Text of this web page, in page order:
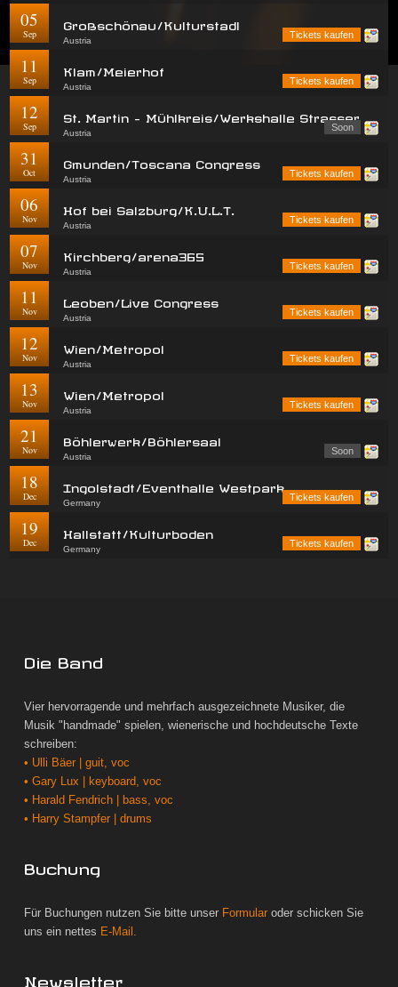
05
Sep
Großschönau/Kulturstadl
Austria
Tickets kaufen
11
Sep
Klam/Meierhof
Austria
Tickets kaufen
12
Sep
St. Martin - Mühlkreis/Werkshalle Strasser
Austria
Soon
31
Oct
Gmunden/Toscana Congress
Austria
Tickets kaufen
06
Nov
Hof bei Salzburg/K.U.L.T.
Austria
Tickets kaufen
07
Nov
Kirchberg/arena365
Austria
Tickets kaufen
11
Nov
Leoben/Live Congress
Austria
Tickets kaufen
12
Nov
Wien/Metropol
Austria
Tickets kaufen
13
Nov
Wien/Metropol
Austria
Tickets kaufen
21
Nov
Böhlerwerk/Böhlersaal
Austria
Soon
18
Dec
Ingolstadt/Eventhalle Westpark
Germany
Tickets kaufen
19
Dec
Hallstatt/Kulturboden
Germany
Tickets kaufen
Die Band
Vier hervorragende und mehrfach ausgezeichnete Musiker, die
Musik "handmade" spielen, wienerische und hochdeutsche Texte
schreiben:
• Ulli Bäer | guit, voc
• Gary Lux | keyboard, voc
• Harald Fendrich | bass, voc
• Harry Stampfer | drums
Buchung
Für Buchungen nutzen Sie bitte unser Formular oder schicken Sie
uns ein nettes E-Mail.
Newsletter